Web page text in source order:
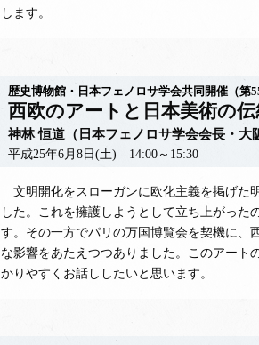
します。
歴史博物館・日本フェノロサ学会共同開催（第
西欧のアートと日本美術の伝
神林 恒道（日本フェノロサ学会会長・大
平成25年6月8日(土) 14:00～15:30
文明開化をスローガンに欧化主義を掲げた
した。これを擁護しようとして立ち上がった
す。その一方でパリの万国博覧会を契機に、
な影響をあたえつつありました。このアート
かりやすくお話ししたいと思います。